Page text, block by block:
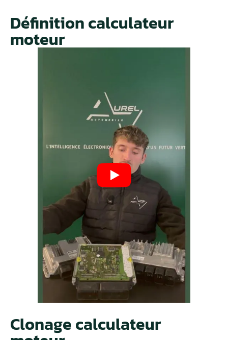
Définition calculateur
moteur
Clonage calculateur